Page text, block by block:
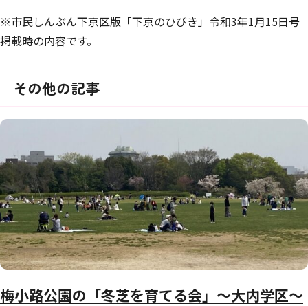
※市民しんぶん下京区版「下京のひびき」令和3年1月15日号
掲載時の内容です。
その他の記事
梅小路公園の「冬芝を育てる会」～大内学区～